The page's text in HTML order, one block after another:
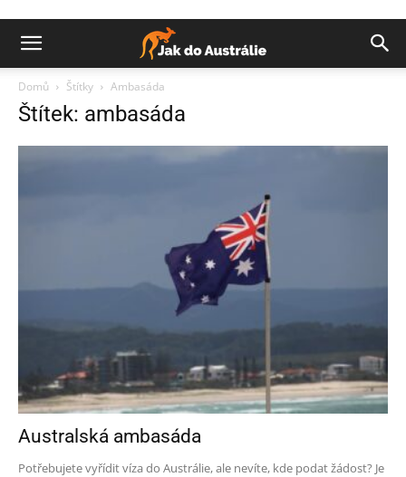
Domů Štítky Ambasáda
Štítek: ambasáda
Australská ambasáda
Potřebujete vyřídit víza do Austrálie, ale nevíte, kde podat žádost? Je